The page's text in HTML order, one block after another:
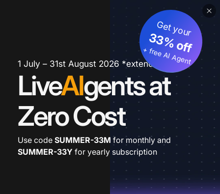
1 July – 31st August 2026 *extended
LiveAIgents at
Zero Cost
Get your
33% off
+ free AI Agent
Use code SUMMER-33M for monthly and
SUMMER-33Y for yearly subscription